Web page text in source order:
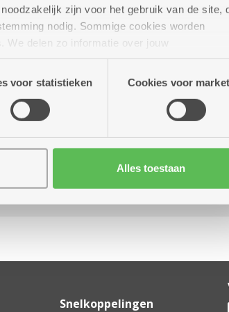
zijn voor het gebruik van de site,
nodig. Sommige cookies worden
We delen zo informatie over jouw
analyse. Deze partners kunnen deze
voor statistieken Cookies voor
Alles toestaan
Snelkoppelingen